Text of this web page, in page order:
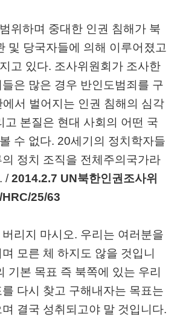
위하며 중대한 인권 침해가 북
및 당국자들에 의해 이루어졌고
고 있다. 조사위원회가 조사한
은 많은 경우 반인도범죄를 구
에서 벌어지는 인권 침해의 심각
고 본질은 현대 사회의 어떤 국
수 없다. 20세기의 정치학자들
정치 조직을 전체주의국가라
. /2014.2.7 UN북한인권조사위
HRC/25/63
리지 마시오. 우리는 여러분을
모른 체 하지도 않을 것입니
기본 목표 즉 북쪽에 있는 우리
다시 찾고 구해내자는 목표는
결국 성취되고야 말 것입니다.